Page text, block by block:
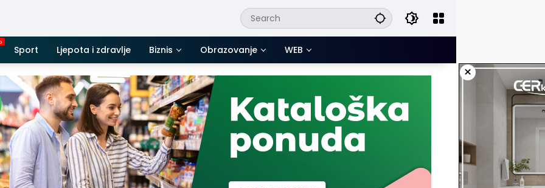
Sport Ljepota i zdravlje Biznis Obrazovanje WEB
×